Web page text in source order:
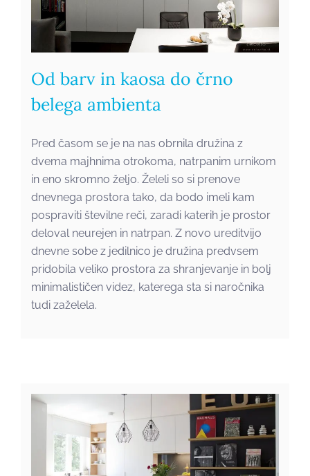
Od barv in kaosa do črno
belega ambienta
Pred časom se je na nas obrnila družina z
dvema majhnima otrokoma, natrpanim urnikom
in eno skromno željo. Želeli so si prenove
dnevnega prostora tako, da bodo imeli kam
pospraviti številne reči, zaradi katerih je prostor
deloval neurejen in natrpan. Z novo ureditvijo
dnevne sobe z jedilnico je družina predvsem
pridobila veliko prostora za shranjevanje in bolj
minimalističen videz, katerega sta si naročnika
tudi zaželela.